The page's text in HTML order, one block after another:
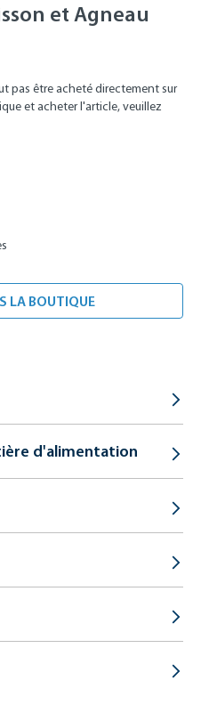
et Agneau
pas être acheté directement sur
et acheter l'article, veuillez
LA BOUTIQUE
d'alimentation